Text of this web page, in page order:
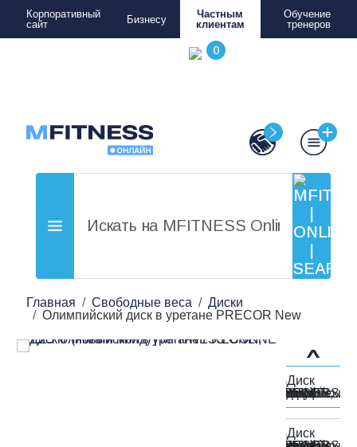
Корпоративный
сайт
Бизнесу
Частным
клиентам
Обучение
тренеров
Главная Свободные веса
Диски
Олимпийский диск в уретане PRECOR New